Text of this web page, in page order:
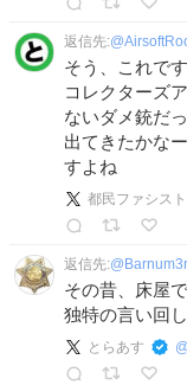
返信先:@
そう、これで
コレクターズ
ないダメ銃だ
出てきたかな
すよね
都民ファシス
返信先:@
その昔、床屋
独特の言い回
とらあす @